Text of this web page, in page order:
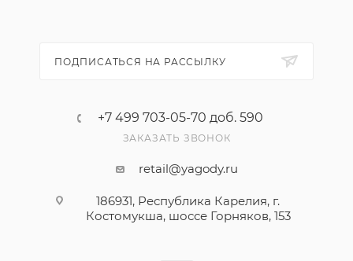
ПОДПИСАТЬСЯ НА РАССЫЛКУ
+7 499 703-05-70 доб. 590
ЗАКАЗАТЬ ЗВОНОК
retail@yagody.ru
186931, Республика Карелия, г.
Костомукша, шоссе Горняков, 153